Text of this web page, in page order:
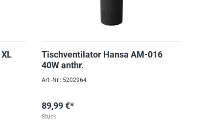
Tischventilator Hansa AM-016
40W anthr.
Art.-Nr.: 5202964
89,99 €*
Stück